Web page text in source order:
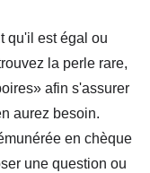
qu'il est égal ou
la perle rare,
afin s'assurer
aurez besoin.
en chèque
une question ou